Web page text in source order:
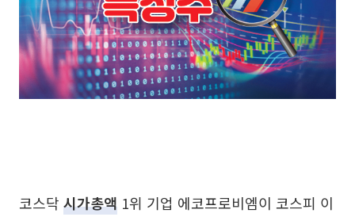
코스닥 시가총액 1위 기업 에코프로비엠이 코스피 이